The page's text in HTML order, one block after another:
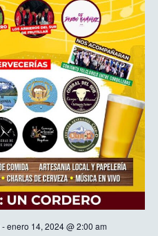
-enero 14, 2024 @ 2:00 am